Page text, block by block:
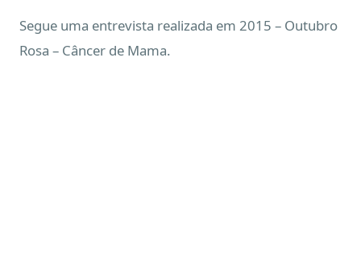
Segue uma entrevista realizada em 2015 – Outubro
Rosa – Câncer de Mama.